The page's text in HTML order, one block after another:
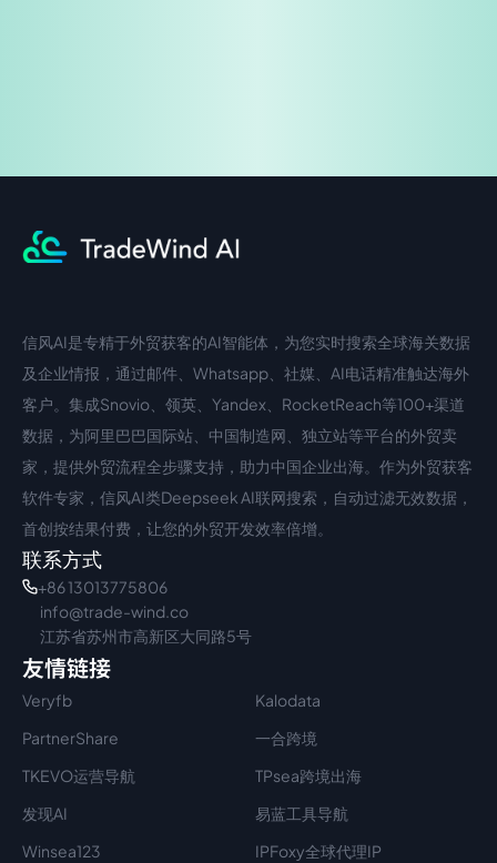
中文入口
信风AI是专精于外贸获客的AI智能体，为您实时搜索全球海关数据
及企业情报，通过邮件、Whatsapp、社媒、AI电话精准触达海外
客户。集成Snovio、领英、Yandex、RocketReach等100+渠道
数据，为阿里巴巴国际站、中国制造网、独立站等平台的外贸卖
家，提供外贸流程全步骤支持，助力中国企业出海。作为外贸获客
软件专家，信风AI类Deepseek AI联网搜索，自动过滤无效数据，
首创按结果付费，让您的外贸开发效率倍增。
联系方式
+86 13013775806
info@trade-wind.co
江苏省苏州市高新区大同路5号
友情链接
Veryfb
Kalodata
PartnerShare
一合跨境
TKEVO运营导航
TPsea跨境出海
发现AI
易蓝工具导航
Winsea123
IPFoxy全球代理IP